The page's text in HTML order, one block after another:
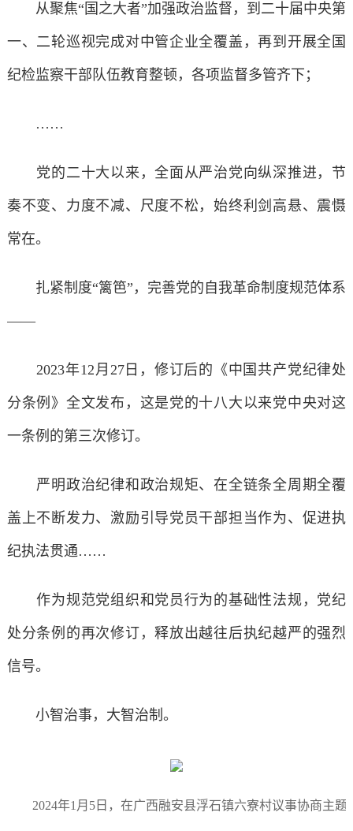
从聚焦“国之大者”加强政治监督，到二十届中央第
一、二轮巡视完成对中管企业全覆盖，再到开展全国
纪检监察干部队伍教育整顿，各项监督多管齐下；
……
党的二十大以来，全面从严治党向纵深推进，节
奏不变、力度不减、尺度不松，始终利剑高悬、震慑
常在。
扎紧制度“篱笆”，完善党的自我革命制度规范体系
——
2023年12月27日，修订后的《中国共产党纪律处
分条例》全文发布，这是党的十八大以来党中央对这
一条例的第三次修订。
严明政治纪律和政治规矩、在全链条全周期全覆
盖上不断发力、激励引导党员干部担当作为、促进执
纪执法贯通……
作为规范党组织和党员行为的基础性法规，党纪
处分条例的再次修订，释放出越往后执纪越严的强烈
信号。
小智治事，大智治制。
2024年1月5日，在广西融安县浮石镇六寮村议事协商主题